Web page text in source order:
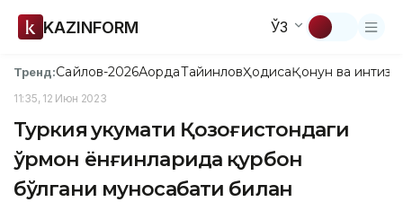
KAZINFORM ЎЗ
Тренд:Сайлов-2026АқордаТайинловҲодисаҚонун ва
11:35, 12 Июн 2023
Туркия ҳукумати Қозоғистондаги
ўрмон ёнғинларида қурбон
бўлгани муносабати билан